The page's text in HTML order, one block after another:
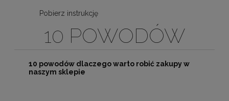
Pobierz instrukcję
10 POWODÓW
10 powodów dlaczego warto robić zakupy w
naszym sklepie